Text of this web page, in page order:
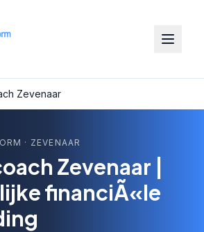
Zevenaar
· ZEVENAAR
Zevenaar |
financiÃ«le